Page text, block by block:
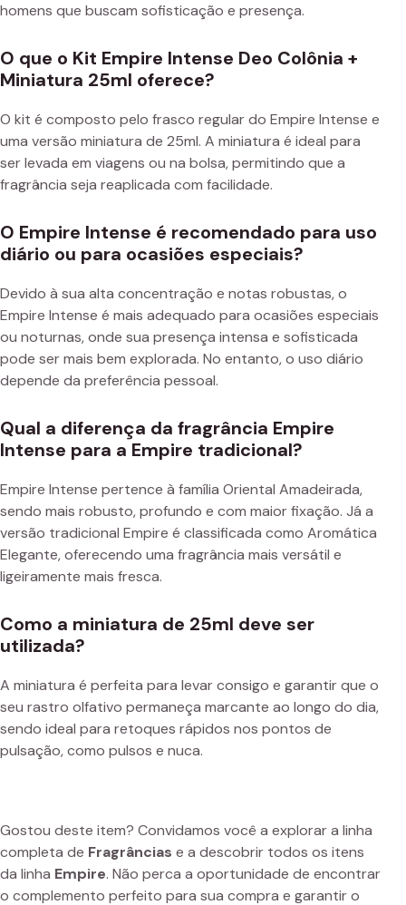
homens que buscam sofisticação e presença.
O que o Kit Empire Intense Deo Colônia +
Miniatura 25ml oferece?
O kit é composto pelo frasco regular do Empire Intense e
uma versão miniatura de 25ml. A miniatura é ideal para
ser levada em viagens ou na bolsa, permitindo que a
fragrância seja reaplicada com facilidade.
O Empire Intense é recomendado para uso
diário ou para ocasiões especiais?
Devido à sua alta concentração e notas robustas, o
Empire Intense é mais adequado para ocasiões especiais
ou noturnas, onde sua presença intensa e sofisticada
pode ser mais bem explorada. No entanto, o uso diário
depende da preferência pessoal.
Qual a diferença da fragrância Empire
Intense para a Empire tradicional?
Empire Intense pertence à família Oriental Amadeirada,
sendo mais robusto, profundo e com maior fixação. Já a
versão tradicional Empire é classificada como Aromática
Elegante, oferecendo uma fragrância mais versátil e
ligeiramente mais fresca.
Como a miniatura de 25ml deve ser
utilizada?
A miniatura é perfeita para levar consigo e garantir que o
seu rastro olfativo permaneça marcante ao longo do dia,
sendo ideal para retoques rápidos nos pontos de
pulsação, como pulsos e nuca.
Gostou deste item? Convidamos você a explorar a linha
completa de Fragrâncias e a descobrir todos os itens
da linha Empire. Não perca a oportunidade de encontrar
o complemento perfeito para sua compra e garantir o